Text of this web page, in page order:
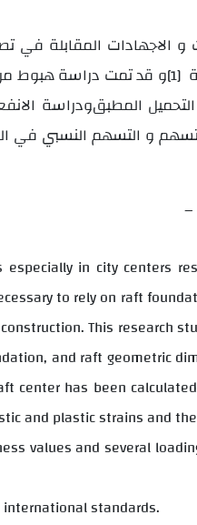
[1]و قد تمت دراسة هبوط
ودراسة
و التسهم النسبي في
in city centers
to rely on raft
This research
and raft geometric
center has been
and plastic strains and
values and several
standards.